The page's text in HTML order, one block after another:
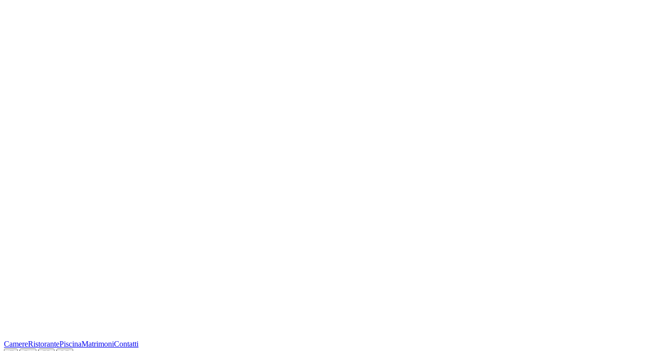
CamereRistorantePiscinaMatrimoniContatti